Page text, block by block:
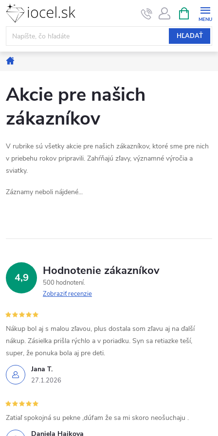
Prejsť
obsah
HĽADAŤ
KOŠÍK
Akcie pre našich
zákazníkov
V rubrike sú všetky akcie pre našich zákazníkov, ktoré sme pre nich
v priebehu rokov pripravili. Zahŕňajú zľavy, významné výročia a
sviatky.
Záznamy neboli nájdené...
4,9 Hodnotenie zákazníkov
500 hodnotení
Zobraziť recenzie
Jana T.
27.1.2026
Nákup bol aj s malou zľavou, plus dostala som zľavu aj na ďalší
nákup. Zásielka prišla rýchlo a v poriadku. Syn sa retiazke teší,
super, že ponuka bola aj pre deti.
Daniela Hajkova
Zatiaľ spokojná su pekne ,dúfam že sa mi skoro neošuchaju .